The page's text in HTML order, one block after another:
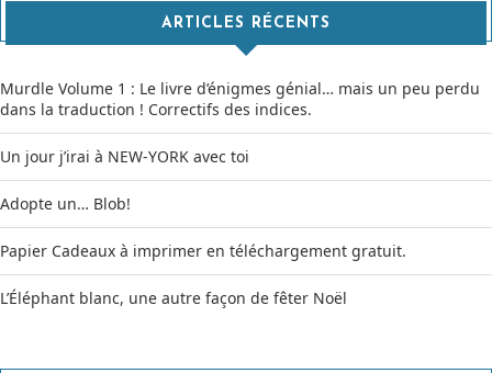
ARTICLES RÉCENTS
Murdle Volume 1 : Le livre d’énigmes génial… mais un peu perdu
dans la traduction ! Correctifs des indices.
Un jour j’irai à NEW-YORK avec toi
Adopte un… Blob!
Papier Cadeaux à imprimer en téléchargement gratuit.
L’Éléphant blanc, une autre façon de fêter Noël